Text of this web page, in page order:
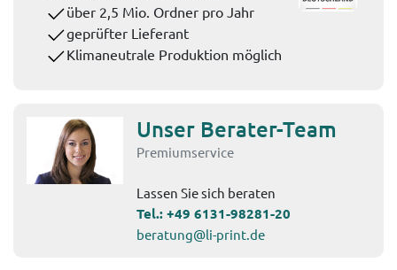
über 2,5 Mio. Ordner pro Jahr
geprüfter Lieferant
Klimaneutrale Produktion möglich
Unser Berater-Team
Premiumservice
Lassen Sie sich beraten
Tel.:+49 6131-98281-20
beratung@li-print.de